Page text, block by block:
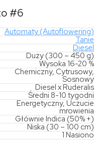
#6
Automaty (Autoflowering)
Tanie
Diesel
Duży (300 – 450 g)
Wysoka 16-20 %
Chemiczny, Cytrusowy,
Sosnowy
Diesel x Ruderalis
Średni 8-10 tygodni
Energetyczny, Uczucie
mrowienia
Głównie Indica (50% +)
Niska (30 – 100 cm)
1 Nasiono